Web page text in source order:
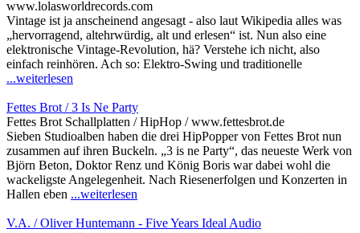
www.lolasworldrecords.com
Vintage ist ja anscheinend angesagt - also laut Wikipedia alles was
„hervorragend, altehrwürdig, alt und erlesen“ ist. Nun also eine
elektronische Vintage-Revolution, hä? Verstehe ich nicht, also
einfach reinhören. Ach so: Elektro-Swing und traditionelle
...weiterlesen
Fettes Brot / 3 Is Ne Party
Fettes Brot Schallplatten / HipHop / www.fettesbrot.de
Sieben Studioalben haben die drei HipPopper von Fettes Brot nun
zusammen auf ihren Buckeln. „3 is ne Party“, das neueste Werk von
Björn Beton, Doktor Renz und König Boris war dabei wohl die
wackeligste Angelegenheit. Nach Riesenerfolgen und Konzerten in
Hallen eben ...weiterlesen
V.A. / Oliver Huntemann - Five Years Ideal Audio